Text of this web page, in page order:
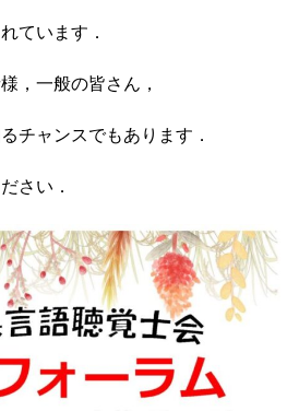
ています．
，一般の皆さん，
チャンスでもあります．
さい．